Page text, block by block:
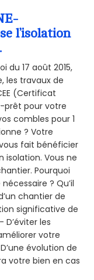
l’isolation
du 17 août 2015,
les travaux de
(Certificat
prêt pour votre
combles pour 1
? Votre
fait bénéficier
isolation. Vous ne
Pourquoi
? Qu’il
chantier de
significative de
les
votre
évolution de
votre bien en cas